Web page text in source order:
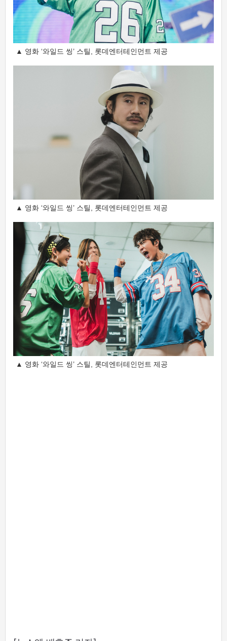
▲ 영화 ‘와일드 씽’ 스틸, 롯데엔터테인먼트 제공
▲ 영화 ‘와일드 씽’ 스틸, 롯데엔터테인먼트 제공
▲ 영화 ‘와일드 씽’ 스틸, 롯데엔터테인먼트 제공